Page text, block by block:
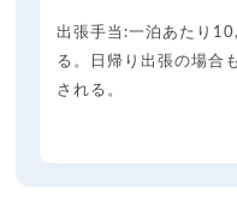
出張手当:一泊あたり
る。日帰り出張の場合
される。